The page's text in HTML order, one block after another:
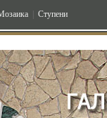
Ступени